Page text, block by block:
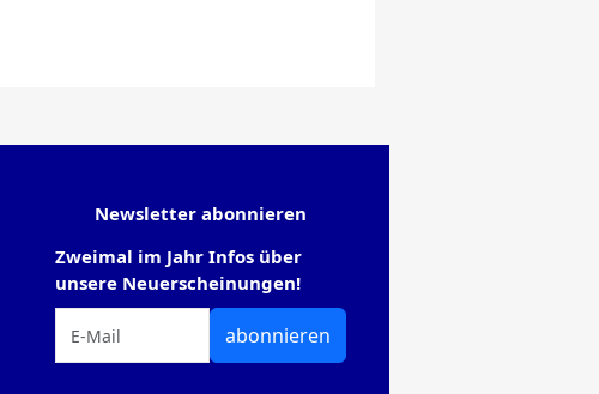
Newsletter abonnieren
Zweimal im Jahr Infos über
unsere Neuerscheinungen!
abonnieren